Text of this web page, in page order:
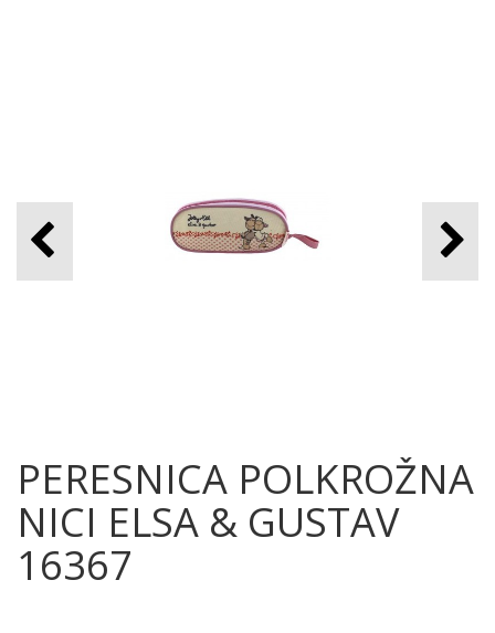
PERESNICA POLKROŽNA
NICI ELSA & GUSTAV
16367